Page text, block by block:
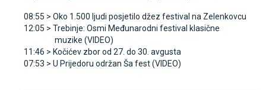
08:55 > Oko 1.500 ljudi posjetilo džez festival na Zelenkovcu
12:05 > Trebinje: Osmi Međunarodni festival klasične
muzike (VIDEO)
11:46 > Kočićev zbor od 27. do 30. avgusta
07:53 > U Prijedoru održan Ša fest (VIDEO)